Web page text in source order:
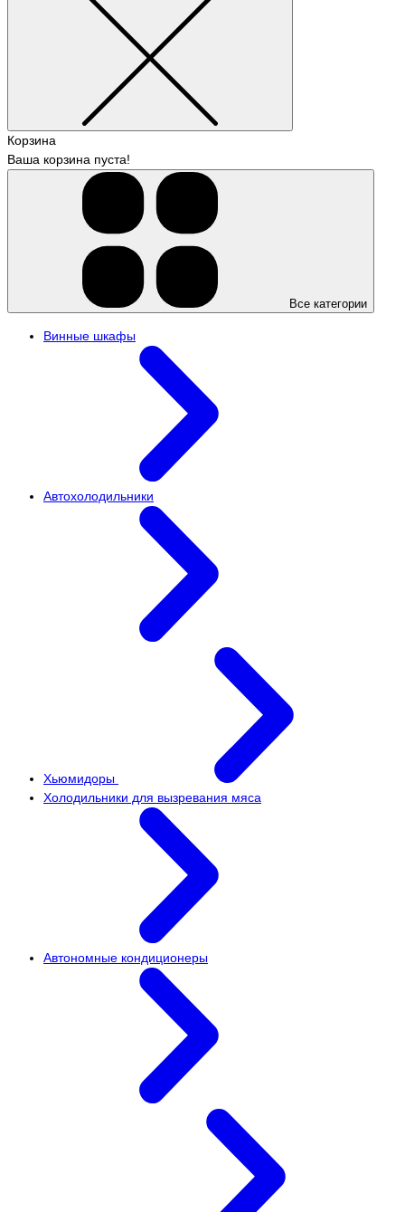
Корзина
Ваша корзина пуста!
Все категории
Винные шкафы
Автохолодильники
Хьюмидоры
Холодильники для вызревания мяса
Автономные кондиционеры